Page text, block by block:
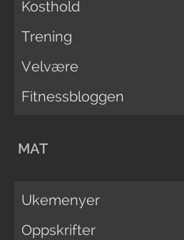
Kosthold
Trening
Velvære
Fitnessbloggen
MAT
Ukemenyer
Oppskrifter